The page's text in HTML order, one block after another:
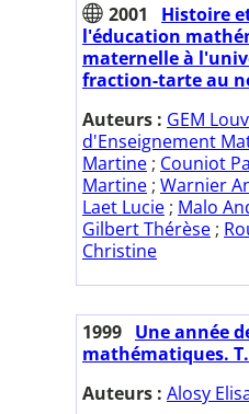
2001
Histoire
l'éducation
maternelle à
fraction-tarte au
Auteurs : GEM
d'Enseignement
Martine ; Couniot
Martine ; Warnier
Laet Lucie ; Malo
Gilbert Thérèse ;
Christine
1999 Une année
mathématiques.
Auteurs : Alosy